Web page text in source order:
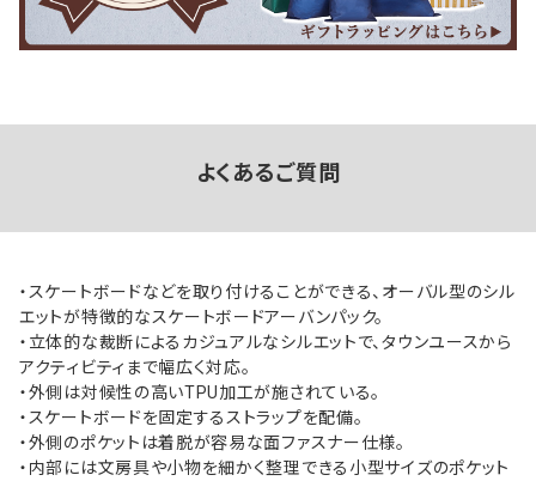
よくあるご質問
・スケートボードなどを取り付けることができる、オーバル型のシル
エットが特徴的なスケートボードアーバンパック。
・立体的な裁断によるカジュアルなシルエットで、タウンユースから
アクティビティまで幅広く対応。
・外側は対候性の高いTPU加工が施されている。
・スケートボードを固定するストラップを配備。
・外側のポケットは着脱が容易な面ファスナー仕様。
・内部には文房具や小物を細かく整理できる小型サイズのポケット